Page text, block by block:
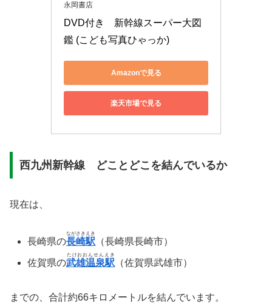
永岡書店
DVD付き　新幹線スーパー大図
鑑 (こども写真ひゃっか)
Amazonで見る
楽天市場で見る
西九州新幹線 ​どことどこを結んでいるか
現在は、
長崎県の長崎駅
ながさきえき
（長崎県長崎市）
佐賀県の武雄温泉駅
たけおおんせんえき
（佐賀県武雄市）
までの、合計約66キロメートルを結んでいます。